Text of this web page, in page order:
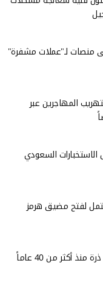
منصات لـ"عملات مشفرة"
المهاجرين عبر
السعودي
لفتح مضيق هرمز
أكثر من 40 عاماً